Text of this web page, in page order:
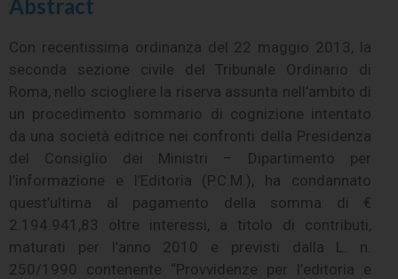
Abstract
Con recentissima ordinanza del 22 maggio 2013, la
seconda sezione civile del Tribunale Ordinario di
Roma, nello sciogliere la riserva assunta nell’ambito di
un procedimento sommario di cognizione intentato
da una società editrice nei confronti della Presidenza
del Consiglio dei Ministri – Dipartimento per
l’informazione e l’Editoria (P.C.M.), ha condannato
quest’ultima al pagamento della somma di €
2.194.941,83 oltre interessi, a titolo di contributi,
maturati per l’anno 2010 e previsti dalla L. n.
250/1990 contenente “Provvidenze per l’editoria e